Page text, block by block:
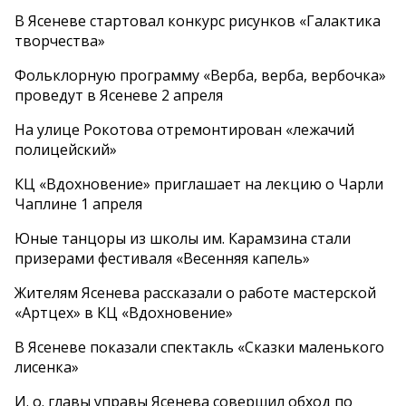
В Ясеневе стартовал конкурс рисунков «Галактика
творчества»
Фольклорную программу «Верба, верба, вербочка»
проведут в Ясеневе 2 апреля
На улице Рокотова отремонтирован «лежачий
полицейский»
КЦ «Вдохновение» приглашает на лекцию о Чарли
Чаплине 1 апреля
Юные танцоры из школы им. Карамзина стали
призерами фестиваля «Весенняя капель»
Жителям Ясенева рассказали о работе мастерской
«Артцех» в КЦ «Вдохновение»
В Ясеневе показали спектакль «Сказки маленького
лисенка»
И. о. главы управы Ясенева совершил обход по